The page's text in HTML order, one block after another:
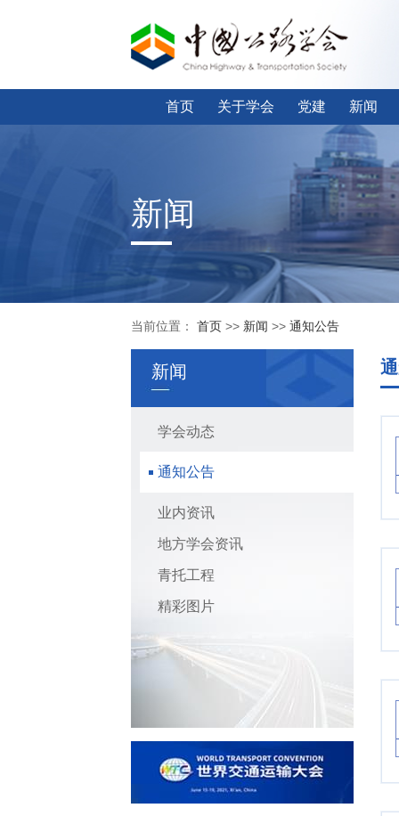
首页 关于学会 党建 新闻
新闻
当前位置： 首页>> 新闻 >> 通知公告
新闻
学会动态
通知公告
业内资讯
地方学会资讯
青托工程
精彩图片